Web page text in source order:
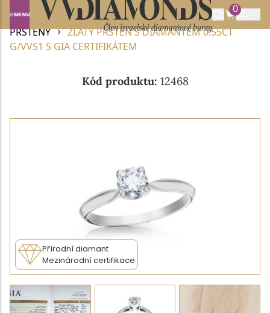
0
Domů DIAMANTOVÉ ŠPERKY
DIAMANTOVÉ
PRSTENY
ZLATÝ PRSTEN S DIAMANTEM 0.55CT
G/VVS1 S GIA CERTIFIKÁTEM
Kód produktu: 12468
Přírodní diamant
Mezinárodní certifikace